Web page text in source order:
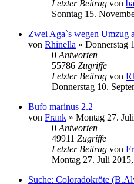
Letzter Beitrag von
Sonntag 15.
Zwei Aga`s wegen Umzug
von Rhinella » Donnerstag
0 Antworten
55786 Zugriffe
Letzter Beitrag von
Donnerstag 10.
Bufo marinus 2.2
von Frank » Montag 27.
0 Antworten
49911 Zugriffe
Letzter Beitrag von
Montag 27. Juli 2015,
Suche: Coloradokröte